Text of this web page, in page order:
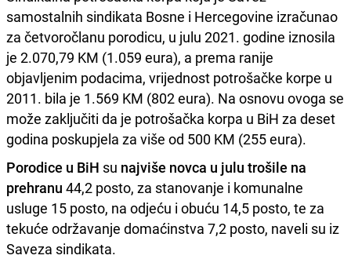
samostalnih sindikata Bosne i Hercegovine izračunao
za četvoročlanu porodicu, u julu 2021. godine iznosila
je 2.070,79 KM (1.059 eura), a prema ranije
objavljenim podacima, vrijednost potrošačke korpe u
2011. bila je 1.569 KM (802 eura). Na osnovu ovoga se
može zaključiti da je potrošačka korpa u BiH za deset
godina poskupjela za više od 500 KM (255 eura).
Porodice u BiH su najviše novca u julu trošile na
prehranu 44,2 posto, za stanovanje i komunalne
usluge 15 posto, na odjeću i obuću 14,5 posto, te za
tekuće održavanje domaćinstva 7,2 posto, naveli su iz
Saveza sindikata.